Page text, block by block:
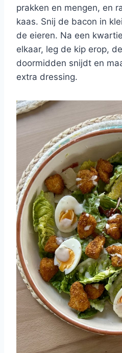
prakken en mengen, en
kaas. Snij de bacon in
de eieren. Na een
elkaar, leg de kip erop,
doormidden snijdt en
extra dressing.